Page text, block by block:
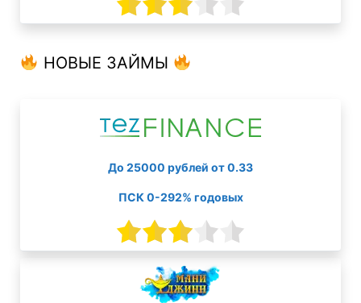
НОВЫЕ ЗАЙМЫ
До 25000 рублей от 0.33
ПСК 0-292% годовых